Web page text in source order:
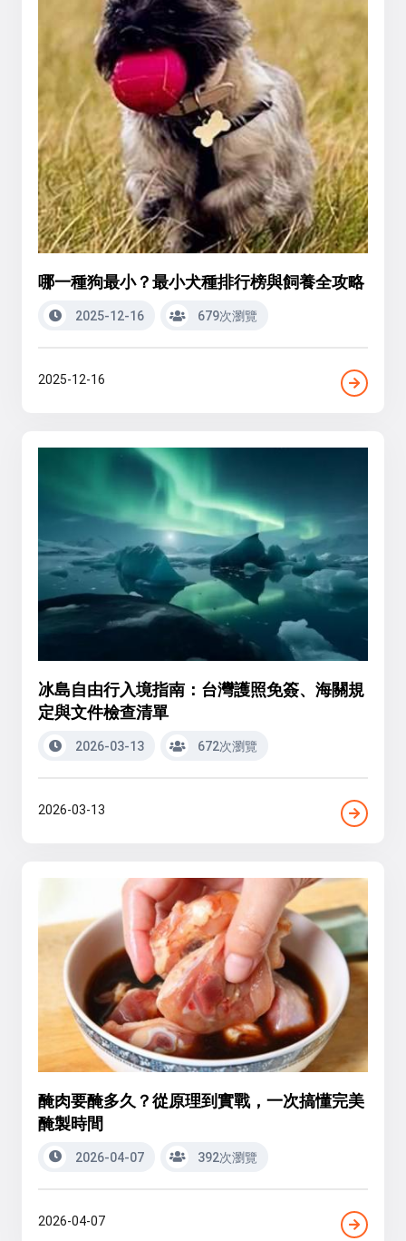
哪一種狗最小？最小犬種排行榜與飼養全攻略
2025-12-16 679次瀏覽
2025-12-16
冰島自由行入境指南：台灣護照免簽、海關規
定與文件檢查清單
2026-03-13 672次瀏覽
2026-03-13
醃肉要醃多久？從原理到實戰，一次搞懂完美
醃製時間
2026-04-07 392次瀏覽
2026-04-07